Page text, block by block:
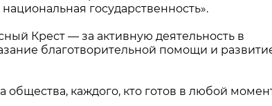
государственность».
Крест — за активную деятельность в
благотворительной помощи и
общества, каждого, кто готов в любой